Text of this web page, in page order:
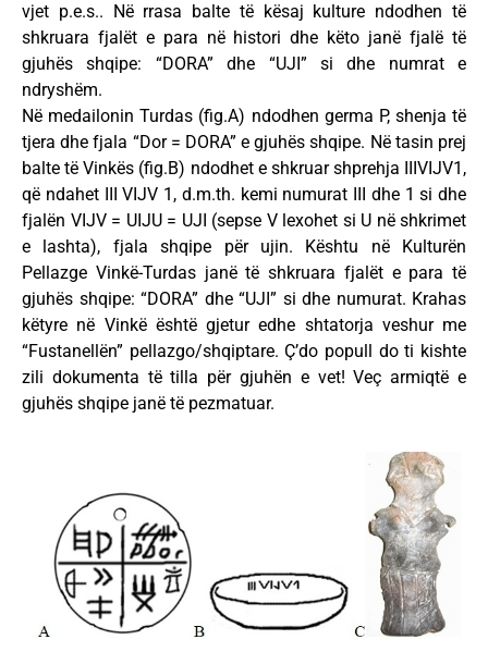
vjet p.e.s.. Në rrasa balte të kësaj kulture ndodhen të
shkruara fjalët e para në histori dhe këto janë fjalë të
gjuhës shqipe: “DORA” dhe “UJI” si dhe numrat e
ndryshëm.
Në medailonin Turdas (fig.A) ndodhen germa P, shenja të
tjera dhe fjala “Dor = DORA” e gjuhës shqipe. Në tasin prej
balte të Vinkës (fig.B) ndodhet e shkruar shprehja IIIVIJV1,
që ndahet III VIJV 1, d.m.th. kemi numurat III dhe 1 si dhe
fjalën VIJV = UIJU = UJI (sepse V lexohet si U në shkrimet
e lashta), fjala shqipe për ujin. Kështu në Kulturën
Pellazge Vinkë-Turdas janë të shkruara fjalët e para të
gjuhës shqipe: “DORA” dhe “UJI” si dhe numurat. Krahas
këtyre në Vinkë është gjetur edhe shtatorja veshur me
“Fustanellën” pellazgo/shqiptare. Ç’do popull do ti kishte
zili dokumenta të tilla për gjuhën e vet! Veç armiqtë e
gjuhës shqipe janë të pezmatuar.